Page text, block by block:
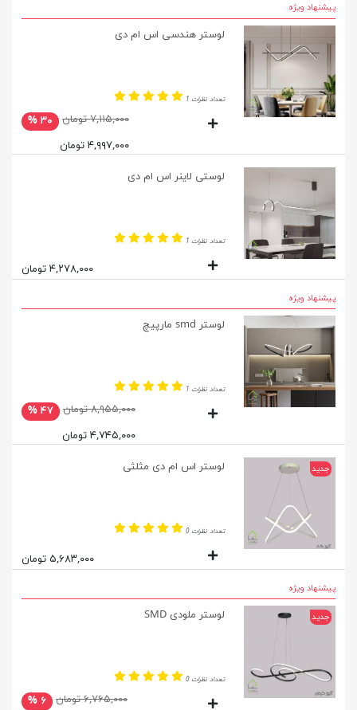
پیشنهاد ویژه
لوستر هندسی اس ام دی
تعداد نظرات 1
۷,۱۱۵,۰۰۰ تومان
۳۰ %
۴,۹۹۷,۰۰۰ تومان
لوستی لاینر اس ام دی
تعداد نظرات 1
۴,۲۷۸,۰۰۰ تومان
پیشنهاد ویژه
لوستر smd مارپیچ
تعداد نظرات 1
۸,۹۵۵,۰۰۰ تومان
۴۷ %
۴,۷۴۵,۰۰۰ تومان
جدید لوستر اس ام دی مثلثی
تعداد نظرات 0
۵,۶۸۳,۰۰۰ تومان
پیشنهاد ویژه
جدید لوستر ملودی SMD
تعداد نظرات 0
۶,۷۶۵,۰۰۰ تومان
۶ %